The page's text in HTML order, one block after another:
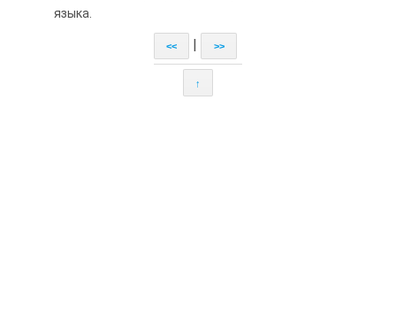
языка.
<< >>
↑